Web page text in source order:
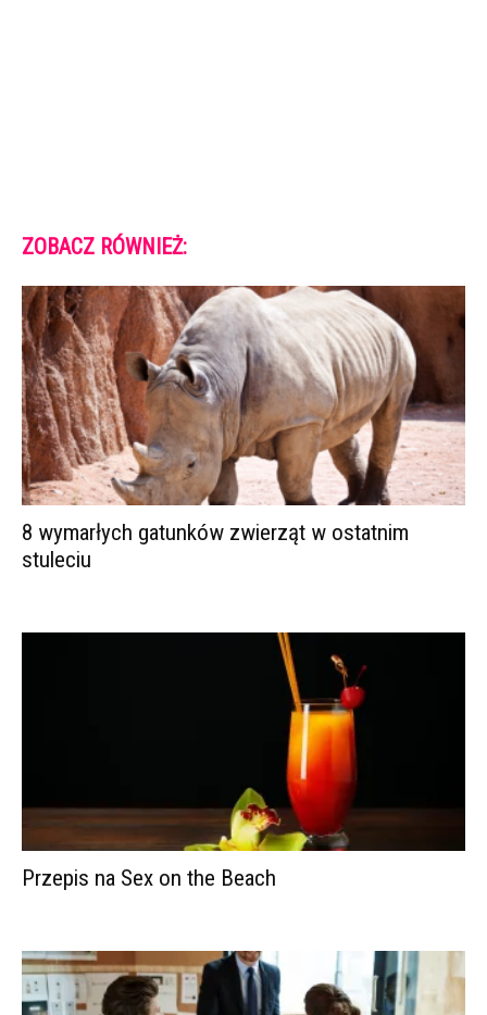
ZOBACZ RÓWNIEŻ:
8 wymarłych gatunków zwierząt w ostatnim
stuleciu
Przepis na Sex on the Beach